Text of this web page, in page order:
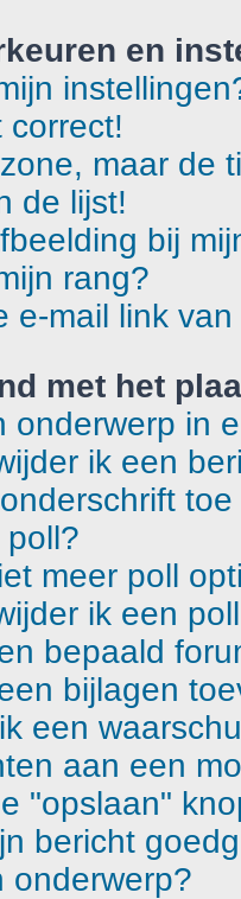
en
correct!
maar de
de lijst!
bij
rang?
e-mail link
met het
onderwerp in
ik een
meer poll
ik een
bepaald
bijlagen
een
aan een
"opslaan"
bericht
onderwerp?